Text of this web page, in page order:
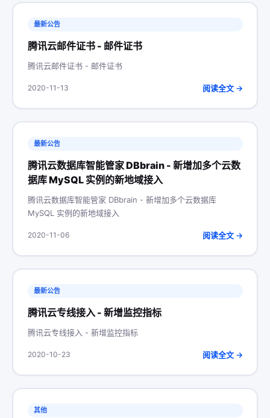
最新公告
腾讯云邮件证书 - 邮件证书
腾讯云邮件证书 - 邮件证书
2020-11-13 阅读全文 →
最新公告
腾讯云数据库智能管家 DBbrain - 新增加多个云数
据库 MySQL 实例的新地域接入
腾讯云数据库智能管家 DBbrain - 新增加多个云数据库
MySQL 实例的新地域接入
2020-11-06 阅读全文 →
最新公告
腾讯云专线接入 - 新增监控指标
腾讯云专线接入 - 新增监控指标
2020-10-23 阅读全文 →
其他